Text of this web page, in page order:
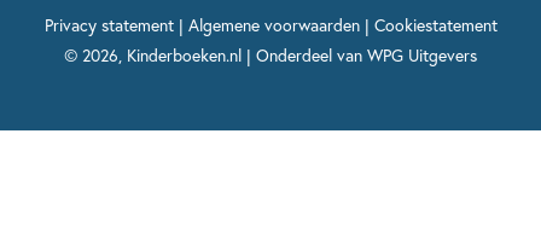
Maxi & Helium
Voor het onderwijs
Privacy statement| Algemene voorwaarden| Cookiestatement
© 2026, Kinderboeken.nl | Onderdeel van WPG Uitgevers